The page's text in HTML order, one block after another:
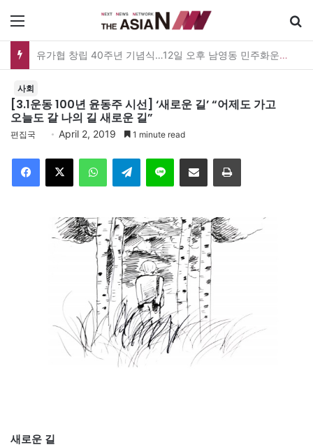
[아시아라운드업 20260807] 미얀마 대통령, 태국과 정상회담…아세안 관계개선 모색
사회
[3.1운동 100년 윤동주 시선] ‘새로운 길’ “어제도 가고
오늘도 갈 나의 길 새로운 길”
편집국 April 2, 2019 1 minute read
Telegram 이메일
새로운 길